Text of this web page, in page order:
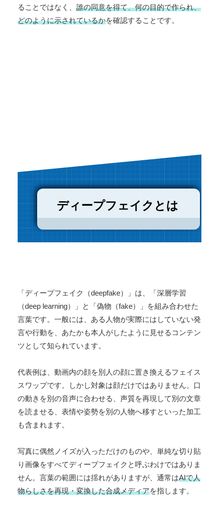
ることではなく、 誰の同意を得て、何の目的で作られ、
どのように示されているかを確認することです。
ディープフェイクとは
「ディープフェイク（deepfake）」は、「深層学習
（deep learning）」と「偽物（fake）」を組み合わせた
言葉です。一般には、ある人物が実際にはしていない発
言や行動を、あたかも本人がしたように見せるコンテン
ツとして知られています。
代表例は、動画内の顔を別人の顔に置き換えるフェイス
スワップです。しかし対象は顔だけではありません。口
の動きを別の音声に合わせる、声質を再現して別の文章
を読ませる、表情や姿勢を別の人物へ移すといった加工
も含まれます。
写真に偶然ノイズが入っただけのものや、単純な切り貼
り画像をすべてディープフェイクと呼ぶわけではありま
せん。言葉の範囲には揺れがありますが、通常はAIで人
物らしさを再現・変換した合成メディアを指します。